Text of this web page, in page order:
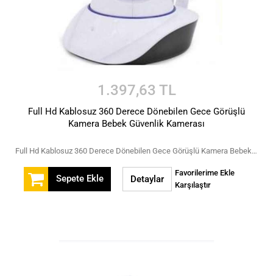
1.397,63 TL
Full Hd Kablosuz 360 Derece Dönebilen Gece Görüşlü
Kamera Bebek Güvenlik Kamerası
Full Hd Kablosuz 360 Derece Dönebilen Gece Görüşlü Kamera Bebek Güvenlik Kamerası
Sepete Ekle Detaylar
Favorilerime Ekle
Karşılaştır